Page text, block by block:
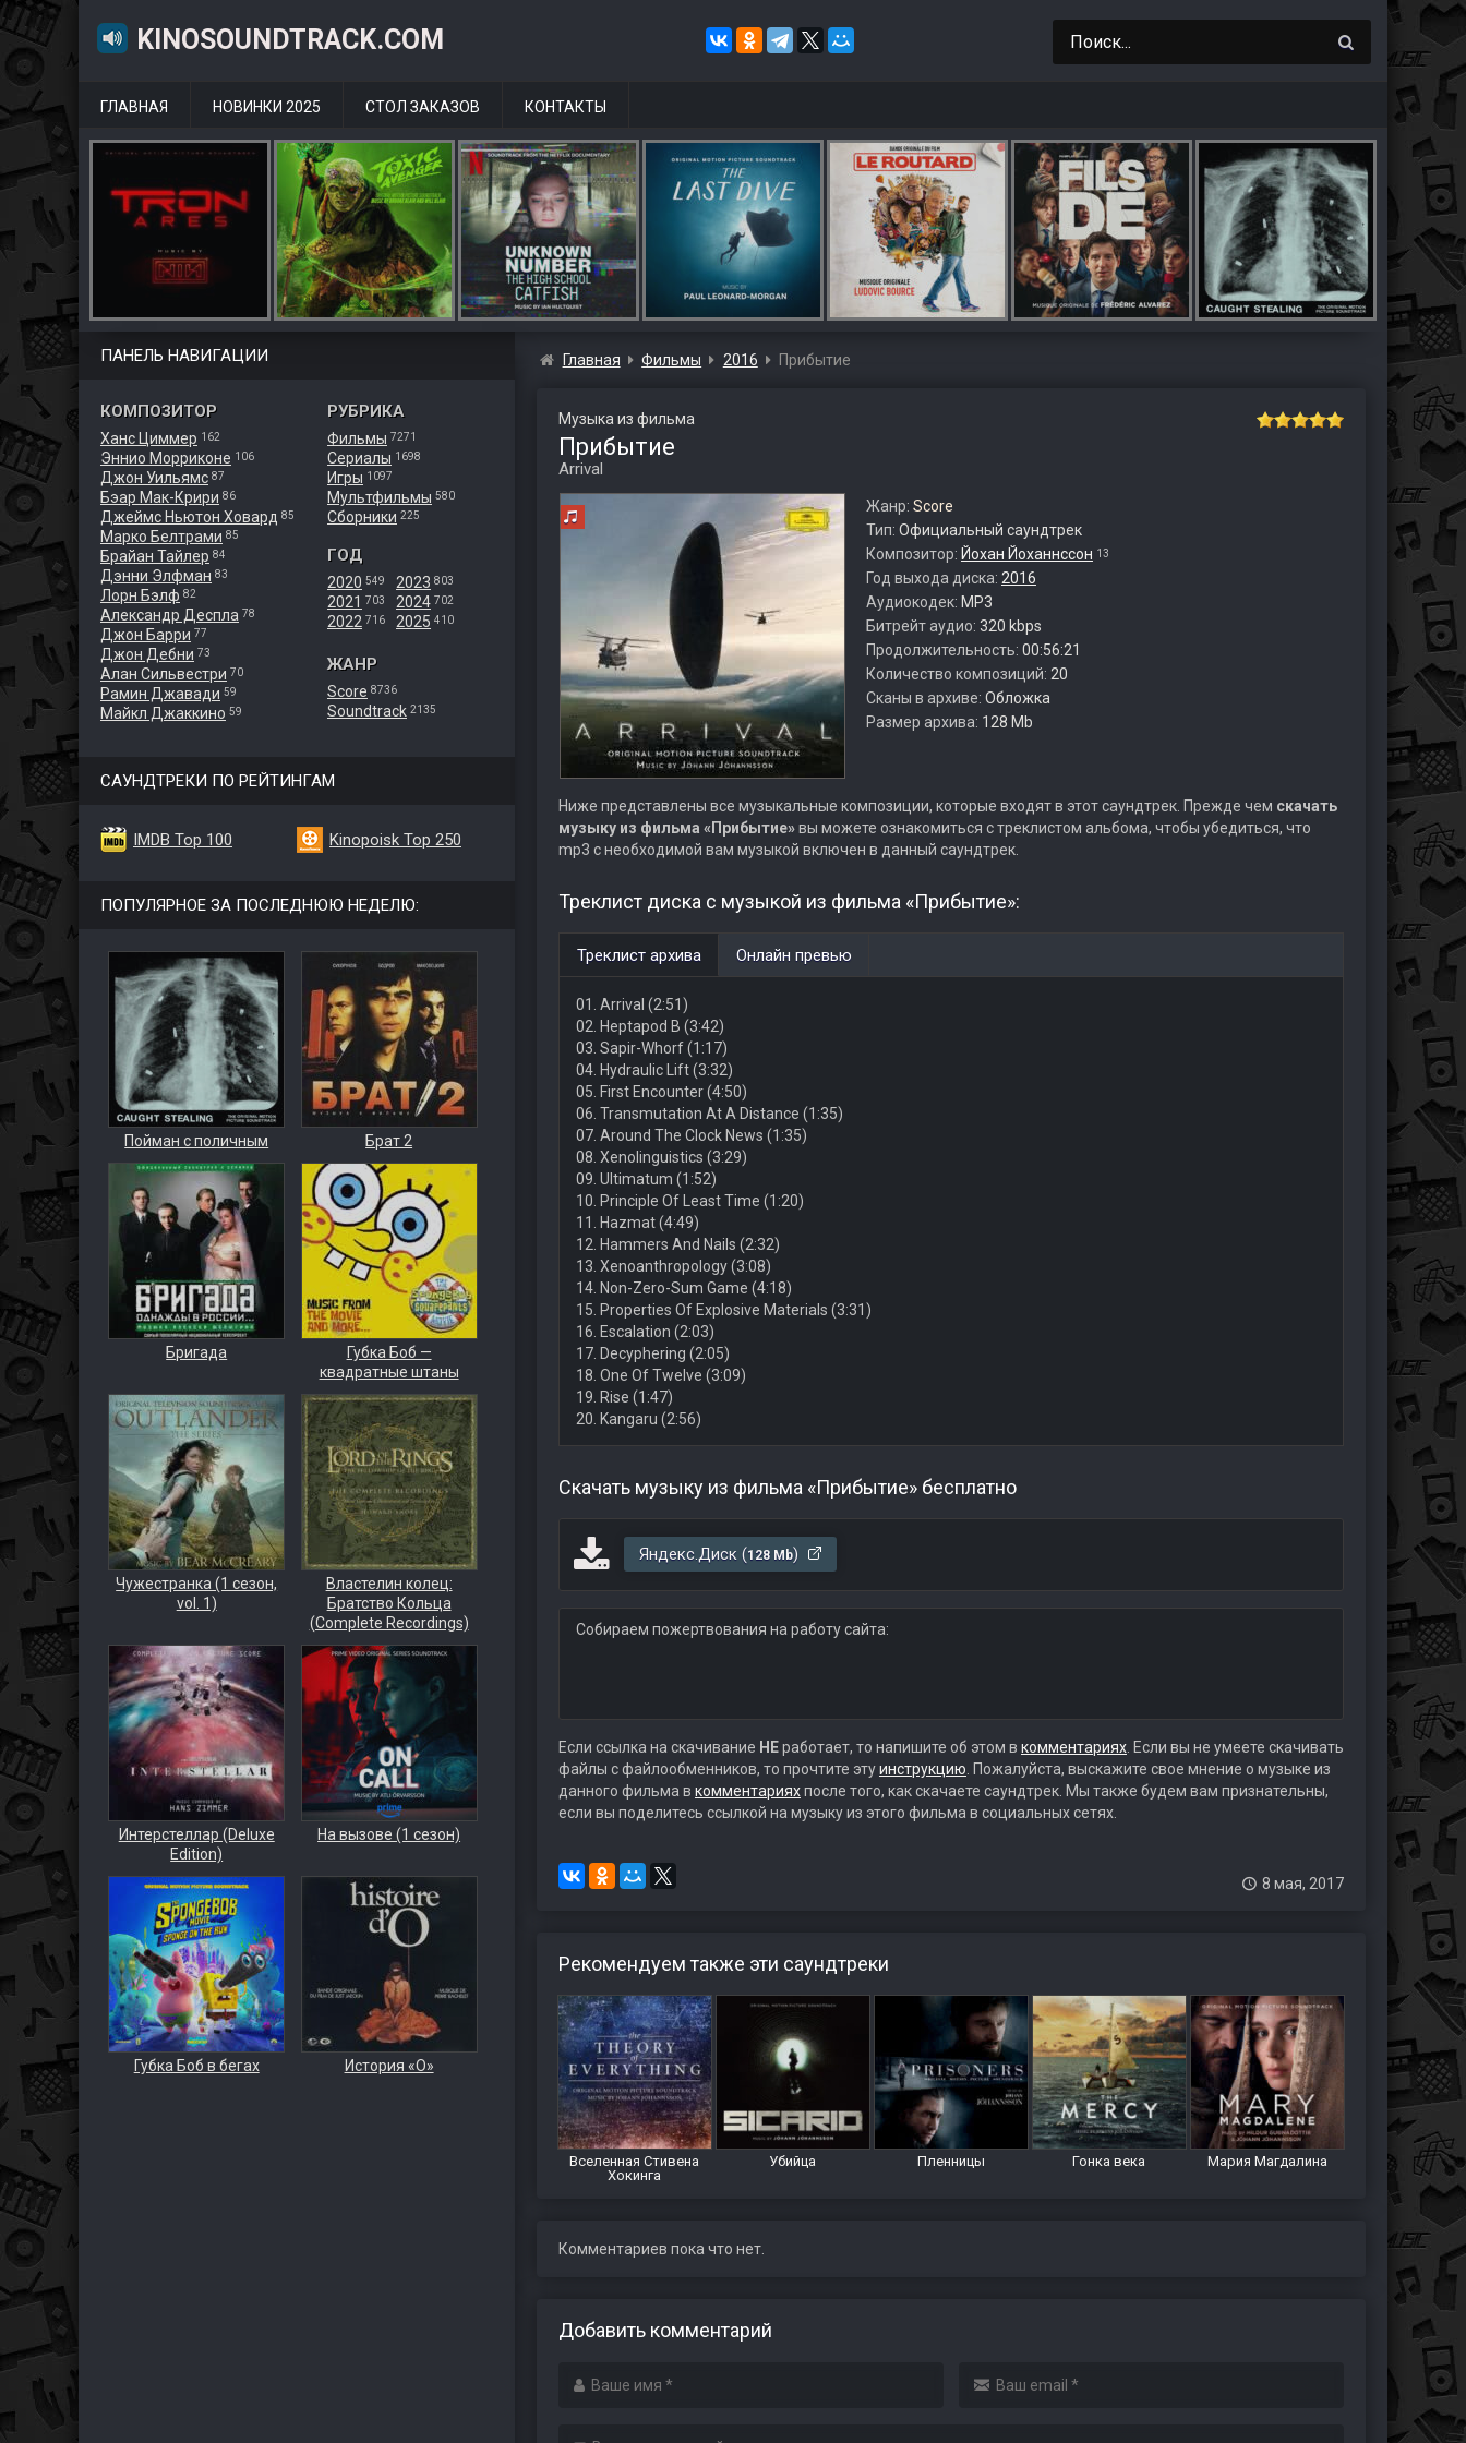
KINOSOUNDTRACK.COM
ГЛАВНАЯ НОВИНКИ 2025 СТОЛ ЗАКАЗОВ КОНТАКТЫ
ПАНЕЛЬ НАВИГАЦИИ
КОМПОЗИТОР
Ханс Циммер 162
Эннио Морриконе 106
Джон Уильямс 87
Бэар Мак-Крири 86
Джеймс Ньютон Ховард 85
Марко Белтрами 85
Брайан Тайлер 84
Дэнни Элфман 83
Лорн Бэлф 82
Александр Деспла 78
Джон Барри 77
Джон Дебни 73
Алан Сильвестри 70
Рамин Джавади 59
Майкл Джаккино 59
РУБРИКА
Фильмы 7271
Сериалы 1698
Игры 1097
Мультфильмы 580
Сборники 225
ГОД
2020 549
2021 703
2022 716
2023 803
2024 702
2025 410
ЖАНР
Score 8736
Soundtrack 2135
САУНДТРЕКИ ПО РЕЙТИНГАМ
IMDB Top 100 Kinopoisk Top 250
ПОПУЛЯРНОЕ ЗА ПОСЛЕДНЮЮ НЕДЕЛЮ:
Пойман с поличным Брат 2
Бригада
Губка Боб —
квадратные штаны
Чужестранка (1 сезон,
vol. 1)
Властелин колец:
Братство Кольца
(Complete Recordings)
Интерстеллар (Deluxe
Edition)
На вызове (1 сезон)
Губка Боб в бегах История «О»
Главная Фильмы 2016 Прибытие
Музыка из фильма
Прибытие
Arrival
Жанр: Score
Тип: Официальный саундтрек
Композитор: Йохан Йоханнссон 13
Год выхода диска: 2016
Аудиокодек: MP3
Битрейт аудио: 320 kbps
Продолжительность: 00:56:21
Количество композиций: 20
Сканы в архиве: Обложка
Размер архива: 128 Mb
Ниже представлены все музыкальные композиции, которые входят в этот саундтрек. Прежде чем скачать
музыку из фильма «Прибытие»вы можете ознакомиться с треклистом альбома, чтобы убедиться, что
mp3 с необходимой вам музыкой включен в данный саундтрек.
Треклист диска с музыкой из фильма «Прибытие»:
Треклист архива Онлайн превью
01. Arrival (2:51)
02. Heptapod B (3:42)
03. Sapir-­Whorf (1:17)
04. Hydraulic Lift (3:32)
05. First Encounter (4:50)
06. Transmutation At A Distance (1:35)
07. Around The Clock News (1:35)
08. Xenolinguistics (3:29)
09. Ultimatum (1:52)
10. Principle Of Least Time (1:20)
11. Hazmat (4:49)
12. Hammers And Nails (2:32)
13. Xenoanthropology (3:08)
14. Non-Zero-Sum Game (4:18)
15. Properties Of Explosive Materials (3:31)
16. Escalation (2:03)
17. Decyphering (2:05)
18. One Of Twelve (3:09)
19. Rise (1:47)
20. Kangaru (2:56)
Скачать музыку из фильма «Прибытие» бесплатно
Яндекс.Диск (128 Mb)
Собираем пожертвования на работу сайта:
Если ссылка на скачивание НЕработает, то напишите об этом в комментариях. Если вы не умеете скачивать
файлы с файлообменников, то прочтите этуинструкцию . Пожалуйста, выскажите свое мнение о музыке из
данного фильма в комментарияхпосле того, как скачаете саундтрек. Мы также будем вам признательны,
если вы поделитесь ссылкой на музыку из этого фильма в социальных сетях.
8 мая, 2017
Рекомендуем также эти саундтреки
Вселенная Стивена
Хокинга
Убийца Пленницы Гонка века Мария Магдалина
Комментариев пока что нет.
Добавить комментарий